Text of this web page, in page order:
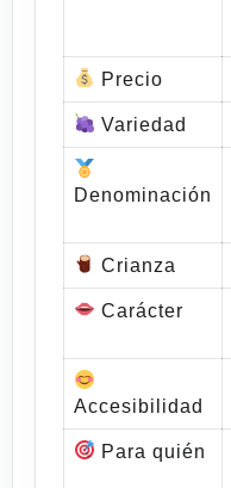
Precio
Variedad
Denominación
Crianza
Carácter
Accesibilidad
Para quién